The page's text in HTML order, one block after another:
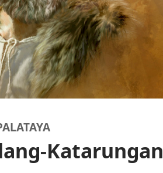
Katarungan